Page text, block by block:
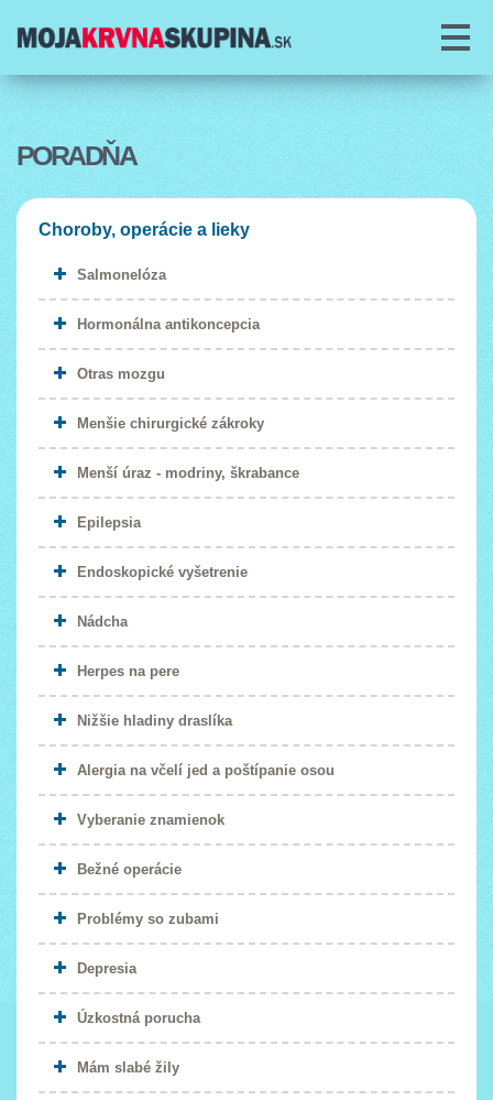
O KRVI
DAROVANIE KRVI
ČLÁNKY
COOKIES
PORADŇA
Choroby, operácie a lieky
Salmonelóza
Hormonálna antikoncepcia
Otras mozgu
Menšie chirurgické zákroky
Menší úraz - modriny, škrabance
Epilepsia
Endoskopické vyšetrenie
Nádcha
Herpes na pere
Nižšie hladiny draslíka
Alergia na včelí jed a poštípanie osou
Vyberanie znamienok
Bežné operácie
Problémy so zubami
Depresia
Úzkostná porucha
Mám slabé žily